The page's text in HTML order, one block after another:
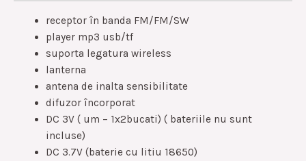
receptor în banda FM/FM/SW
player mp3 usb/tf
suporta legatura wireless
lanterna
antena de inalta sensibilitate
difuzor încorporat
DC 3V ( um – 1x2bucati) ( bateriile nu sunt
incluse)
DC 3.7V (baterie cu litiu 18650)